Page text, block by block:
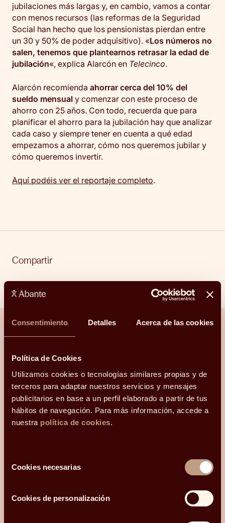
Consentimiento Detalles Acerca de las cookies
Política de Cookies
Utilizamos cookies o tecnologías similares propias y de
terceros para adaptar nuestros servicios y mensajes
publicitarios en base a un perfil elaborado a partir de tus
hábitos de navegación. Para más información, accede a
nuestra política de cookies.
deCookies necesarias
Cookies de personalización
jubilaciones más largas y, en cambio, vamos a contar
con menos recursos (las reformas de la Seguridad
Social han hecho que los pensionistas pierdan entre
un 30 y 50% de poder adquisitivo). «Los números no
salen, tenemos que plantearnos retrasar la edad de
jubilación«, explica Alarcón en Telecinco.
Alarcón recomienda ahorrar cerca del 10% del
sueldo mensual y comenzar con este proceso de
ahorro con 25 años. Con todo, recuerda que para
planificar el ahorro para la jubilación hay que analizar
cada caso y siempre tener en cuenta a qué edad
empezamos a ahorrar, cómo nos queremos jubilar y
cómo queremos invertir.
Aquí podéis ver el reportaje completo.
Compartir
Telegram
¿Hablamos?
Una conversación para orientarte con
claridad.
Hola, me llamo
Mi código postal es
y os he conocido
¿Qué más te gustaría compartir con nosotros?